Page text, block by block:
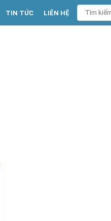
TIN TỨC LIÊN HỆ